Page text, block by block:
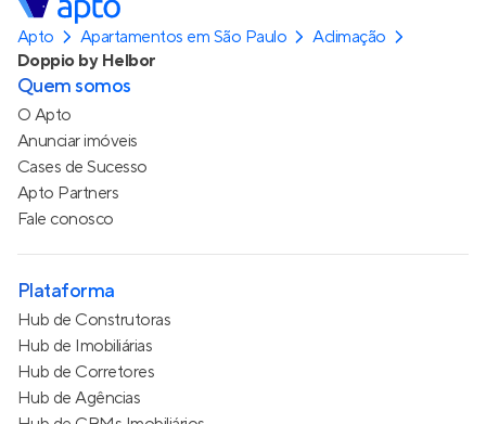
Apto Apartamentos em São Paulo
Aclimação
Doppio by Helbor
Quem somos
O Apto
Anunciar imóveis
Cases de Sucesso
Apto Partners
Fale conosco
Plataforma
Hub de Construtoras
Hub de Imobiliárias
Hub de Corretores
Hub de Agências